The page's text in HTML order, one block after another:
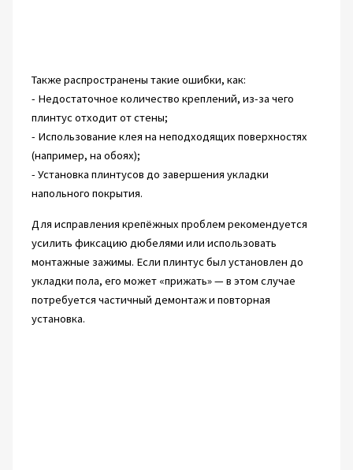
Также распространены такие ошибки, как:
- Недостаточное количество креплений, из-за чего
плинтус отходит от стены;
- Использование клея на неподходящих поверхностях
(например, на обоях);
- Установка плинтусов до завершения укладки
напольного покрытия.
Для исправления крепёжных проблем рекомендуется
усилить фиксацию дюбелями или использовать
монтажные зажимы. Если плинтус был установлен до
укладки пола, его может «прижать» — в этом случае
потребуется частичный демонтаж и повторная
установка.